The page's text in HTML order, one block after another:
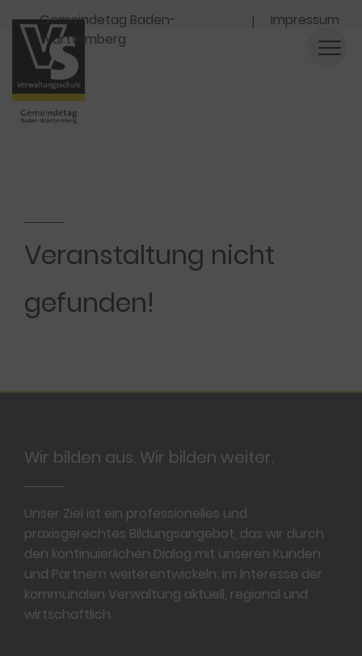
Navigation
Gemeindetag Baden-
Württemberg
Impressum
Veranstaltung nicht
gefunden!
Wir bilden aus. Wir bilden weiter.
Unser Ziel ist ein professionelles und
praxisgerechtes Bildungsangebot, das wir durch
den kontinuierlichen Dialog mit unseren Kunden
und Partnern weiterentwickeln: im Interesse der
kommunalen Verwaltung aktuell, regional und
wirtschaftlich.